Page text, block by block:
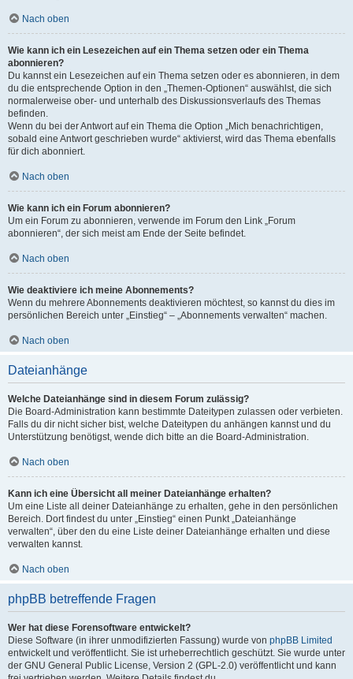
Nach oben
Wie kann ich ein Lesezeichen auf ein Thema setzen oder ein Thema
abonnieren?
Du kannst ein Lesezeichen auf ein Thema setzen oder es abonnieren, in dem
du die entsprechende Option in den „Themen-Optionen“ auswählst, die sich
normalerweise ober- und unterhalb des Diskussionsverlaufs des Themas
befinden.
Wenn du bei der Antwort auf ein Thema die Option „Mich benachrichtigen,
sobald eine Antwort geschrieben wurde“ aktivierst, wird das Thema ebenfalls
für dich abonniert.
Nach oben
Wie kann ich ein Forum abonnieren?
Um ein Forum zu abonnieren, verwende im Forum den Link „Forum
abonnieren“, der sich meist am Ende der Seite befindet.
Nach oben
Wie deaktiviere ich meine Abonnements?
Wenn du mehrere Abonnements deaktivieren möchtest, so kannst du dies im
persönlichen Bereich unter „Einstieg“ – „Abonnements verwalten“ machen.
Nach oben
Dateianhänge
Welche Dateianhänge sind in diesem Forum zulässig?
Die Board-Administration kann bestimmte Dateitypen zulassen oder verbieten.
Falls du dir nicht sicher bist, welche Dateitypen du anhängen kannst und du
Unterstützung benötigst, wende dich bitte an die Board-Administration.
Nach oben
Kann ich eine Übersicht all meiner Dateianhänge erhalten?
Um eine Liste all deiner Dateianhänge zu erhalten, gehe in den persönlichen
Bereich. Dort findest du unter „Einstieg“ einen Punkt „Dateianhänge
verwalten“, über den du eine Liste deiner Dateianhänge erhalten und diese
verwalten kannst.
Nach oben
phpBB betreffende Fragen
Wer hat diese Forensoftware entwickelt?
Diese Software (in ihrer unmodifizierten Fassung) wurde von phpBB Limited
entwickelt und veröffentlicht. Sie ist urheberrechtlich geschützt. Sie wurde unter
der GNU General Public License, Version 2 (GPL-2.0) veröffentlicht und kann